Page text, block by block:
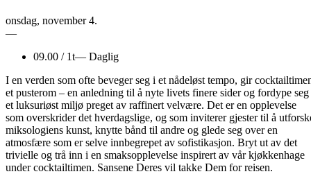
onsdag, november 4.
—
09.00 / 1t— Daglig
I en verden som ofte beveger seg i et nådeløst tempo, gir
et pusterom – en anledning til å nyte livets finere sider og fordype
et luksuriøst miljø preget av raffinert velvære. Det er en opplevelse
som overskrider det hverdagslige, og som inviterer gjester til å
miksologiens kunst, knytte bånd til andre og glede seg over en
atmosfære som er selve innbegrepet av sofistikasjon. Bryt ut av det
trivielle og trå inn i en smaksopplevelse inspirert av vår kjøkkenhage
under cocktailtimen. Sansene Deres vil takke Dem for reisen.